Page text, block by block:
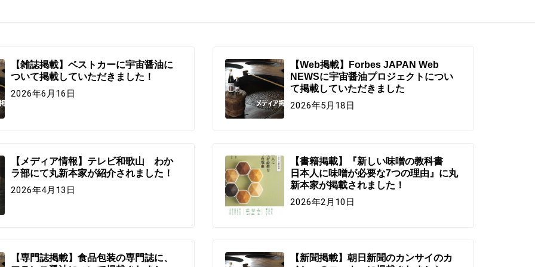
【雑誌掲載】ベストカーに宇宙醤油に
ついて掲載していただきました！
2026年6月16日
【Web掲載】Forbes JAPAN Web
NEWSに宇宙醤油プロジェクトについ
て掲載していただきました
2026年5月18日
【メディア情報】テレビ和歌山 わか
ラ部にて丸新本家が紹介されました！
2026年4月13日
【書籍掲載】『新しい味噌の教科書
日本人に味噌が必要な7つの理由』に丸
新本家が掲載されました！
2026年2月10日
【専門誌掲載】食品包装の専門誌に、
【新聞掲載】朝日新聞のカンサイのカ